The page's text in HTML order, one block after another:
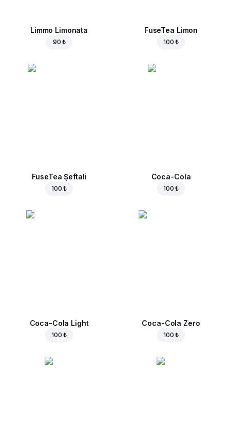
Limmo Limonata
90 ₺
FuseTea Limon
100 ₺
FuseTea Şeftali
100 ₺
Coca-Cola
100 ₺
Coca-Cola Light
100 ₺
Coca-Cola Zero
100 ₺